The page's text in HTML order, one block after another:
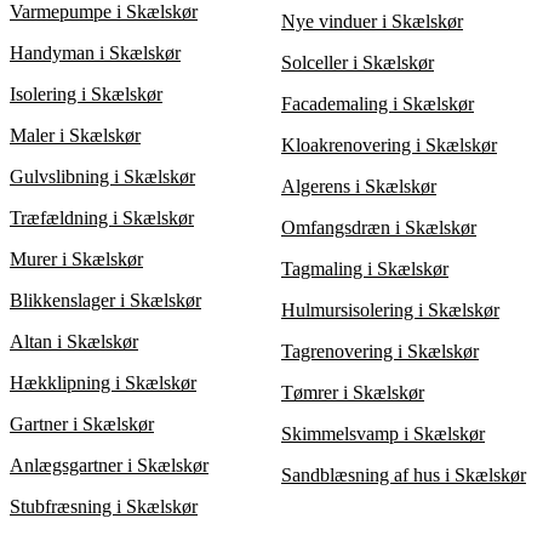
Varmepumpe i Skælskør
Handyman i Skælskør
Isolering i Skælskør
Maler i Skælskør
Gulvslibning i Skælskør
Træfældning i Skælskør
Murer i Skælskør
Blikkenslager i Skælskør
Altan i Skælskør
Hækklipning i Skælskør
Gartner i Skælskør
Anlægsgartner i Skælskør
Stubfræsning i Skælskør
Nye vinduer i Skælskør
Solceller i Skælskør
Facademaling i Skælskør
Kloakrenovering i Skælskør
Algerens i Skælskør
Omfangsdræn i Skælskør
Tagmaling i Skælskør
Hulmursisolering i Skælskør
Tagrenovering i Skælskør
Tømrer i Skælskør
Skimmelsvamp i Skælskør
Sandblæsning af hus i Skælskør